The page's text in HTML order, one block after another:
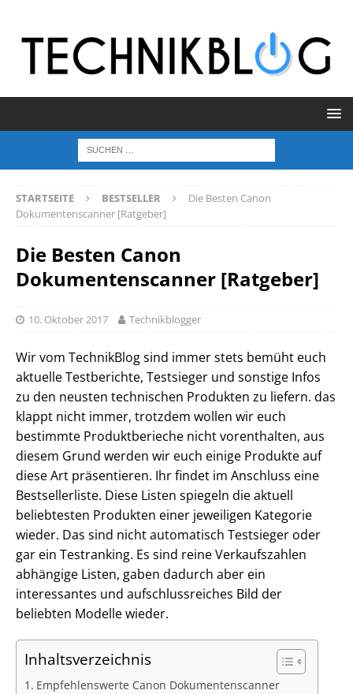
STARTSEITE BESTSELLER
Die Besten Canon
Dokumentenscanner [Ratgeber]
Die Besten Canon
Dokumentenscanner [Ratgeber]
10. Oktober 2017 Technikblogger
Wir vom TechnikBlog sind immer stets bemüht euch
aktuelle Testberichte, Testsieger und sonstige Infos
zu den neusten technischen Produkten zu liefern. das
klappt nicht immer, trotzdem wollen wir euch
bestimmte Produktberieche nicht vorenthalten, aus
diesem Grund werden wir euch einige Produkte auf
diese Art präsentieren. Ihr findet im Anschluss eine
Bestsellerliste. Diese Listen spiegeln die aktuell
beliebtesten Produkten einer jeweiligen Kategorie
wieder. Das sind nicht automatisch Testsieger oder
gar ein Testranking. Es sind reine Verkaufszahlen
abhängige Listen, gaben dadurch aber ein
interessantes und aufschlussreiches Bild der
beliebten Modelle wieder.
Inhaltsverzeichnis
Empfehlenswerte Canon Dokumentenscanner